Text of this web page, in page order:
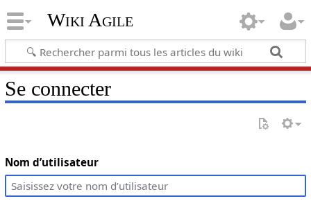
Wiki Agile
Se connecter
Nom d’utilisateur